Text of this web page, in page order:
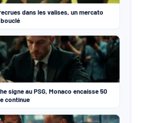
dans les valises, un mercato
signe au PSG, Monaco encaisse 50
continue